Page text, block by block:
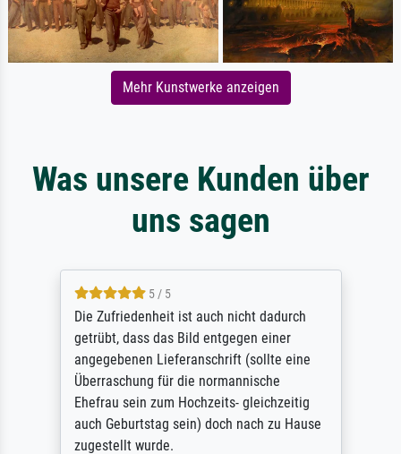
Mehr Kunstwerke anzeigen
Was unsere Kunden über
uns sagen
5 / 5
Die Zufriedenheit ist auch nicht dadurch
getrübt, dass das Bild entgegen einer
angegebenen Lieferanschrift (sollte eine
Überraschung für die normannische
Ehefrau sein zum Hochzeits- gleichzeitig
auch Geburtstag sein) doch nach zu Hause
zugestellt wurde.